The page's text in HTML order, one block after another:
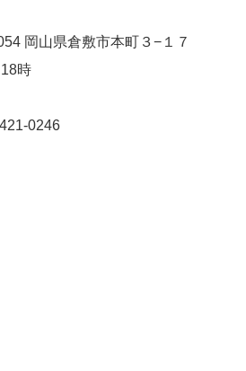
岡山県倉敷市本町３−１７
時
0246